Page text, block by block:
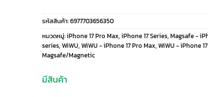
price
was:
790 ฿.
price
is:
รหัสสินค้า:6977703656350
หมวดหมู่:iPhone 17 Pro Max, iPhone 17 Series, Magsafe -
series, WiWU, WiWU - iPhone 17 Pro Max, WiWU - iPhone
Magsafe/Magnetic
มีสินค้า